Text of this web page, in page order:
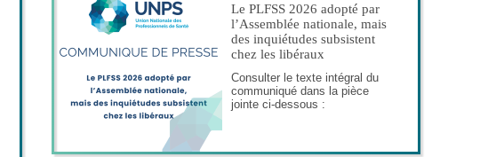
Le PLFSS 2026 adopté par
l’Assemblée nationale, mais
des inquiétudes subsistent
chez les libéraux
Consulter le texte intégral du
communiqué dans la pièce
jointe ci-dessous :